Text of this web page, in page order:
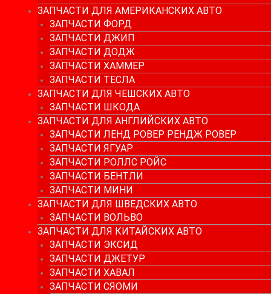
ЗАПЧАСТИ ДЛЯ АМЕРИКАНСКИХ АВТО
ЗАПЧАСТИ ФОРД
ЗАПЧАСТИ ДЖИП
ЗАПЧАСТИ ДОДЖ
ЗАПЧАСТИ ХАММЕР
ЗАПЧАСТИ ТЕСЛА
ЗАПЧАСТИ ДЛЯ ЧЕШСКИХ АВТО
ЗАПЧАСТИ ШКОДА
ЗАПЧАСТИ ДЛЯ АНГЛИЙСКИХ АВТО
ЗАПЧАСТИ ЛЕНД РОВЕР РЕНДЖ РОВЕР
ЗАПЧАСТИ ЯГУАР
ЗАПЧАСТИ РОЛЛС РОЙС
ЗАПЧАСТИ БЕНТЛИ
ЗАПЧАСТИ МИНИ
ЗАПЧАСТИ ДЛЯ ШВЕДСКИХ АВТО
ЗАПЧАСТИ ВОЛЬВО
ЗАПЧАСТИ ДЛЯ КИТАЙСКИХ АВТО
ЗАПЧАСТИ ЭКСИД
ЗАПЧАСТИ ДЖЕТУР
ЗАПЧАСТИ ХАВАЛ
ЗАПЧАСТИ СЯОМИ